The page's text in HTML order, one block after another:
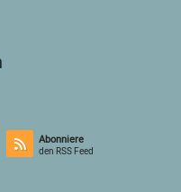
Abonniere
den RSS Feed